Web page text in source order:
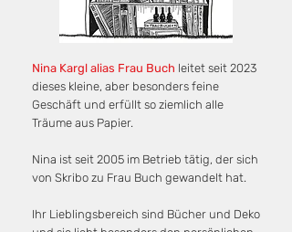
Nina Kargl alias Frau Buch leitet seit 2023
dieses kleine, aber besonders feine
Geschäft und erfüllt so ziemlich alle
Träume aus Papier.
Nina ist seit 2005 im Betrieb tätig, der sich
von Skribo zu Frau Buch gewandelt hat.
Ihr Lieblingsbereich sind Bücher und Deko